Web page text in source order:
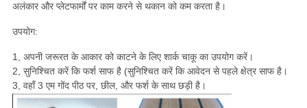
अलंकार और प्लेटफार्मों पर काम करने से थकान को कम करता है।
उपयोग:
1, अपनी जरूरत के आकार को काटने के लिए शार्क चाकू का उपयोग करें।
2, सुनिश्चित करें कि फर्श साफ है (सुनिश्चित करें कि आवेदन से पहले क्षेत्र साफ है।
3, वहाँ 3 एम गोंद पीठ पर, छील, और फर्श के साथ छड़ी है।